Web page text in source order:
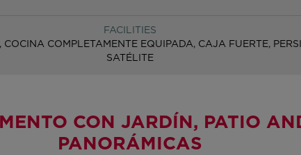
FACILITIES
COMPLETAMENTE EQUIPADA, CAJA FUERTE,
SATÉLITE
CON JARDÍN, PATIO
PANORÁMICAS